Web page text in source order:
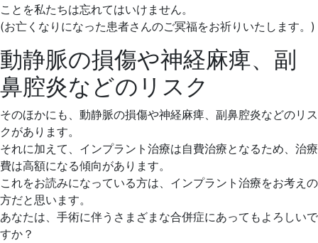
ことを私たちは忘れてはいけません。
(お亡くなりになった患者さんのご冥福をお祈りいたします。)
動静脈の損傷や神経麻痺、副
鼻腔炎などのリスク
そのほかにも、動静脈の損傷や神経麻痺、副鼻腔炎などのリス
クがあります。
それに加えて、インプラント治療は自費治療となるため、治療
費は高額になる傾向があります。
これをお読みになっている方は、インプラント治療をお考えの
方だと思います。
あなたは、手術に伴うさまざまな合併症にあってもよろしいで
すか？